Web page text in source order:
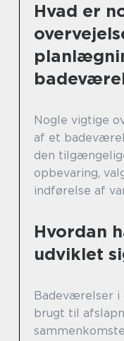
Hvad er
Nogle vigtige
af et
den
opbevaring,
indførelse af
Hvordan
udviklet
Badeværelser
brugt til